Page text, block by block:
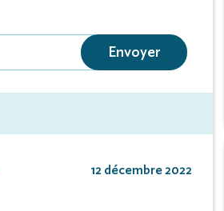
2022, à 10 heures 30,
à 13 heures 15.
Cahors-Nord, route de Brive,
Envoyer
12 décembre 2022